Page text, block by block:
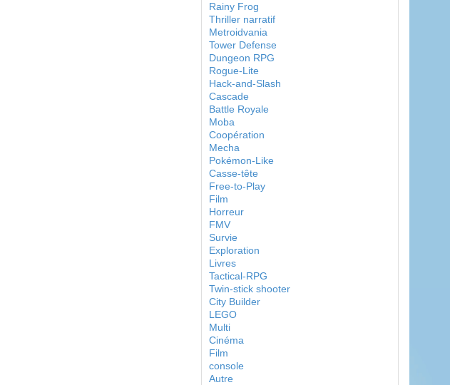
Rainy Frog
Thriller narratif
Metroidvania
Tower Defense
Dungeon RPG
Rogue-Lite
Hack-and-Slash
Cascade
Battle Royale
Moba
Coopération
Mecha
Pokémon-Like
Casse-tête
Free-to-Play
Film
Horreur
FMV
Survie
Exploration
Livres
Tactical-RPG
Twin-stick shooter
City Builder
LEGO
Multi
Cinéma
Film
console
Autre